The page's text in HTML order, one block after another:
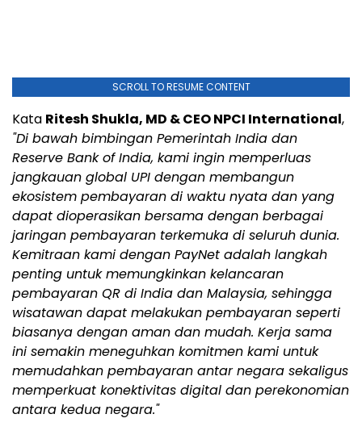
SCROLL TO RESUME CONTENT
Kata Ritesh Shukla, MD & CEO NPCI International,
"Di bawah bimbingan Pemerintah India dan
Reserve Bank of India, kami ingin memperluas
jangkauan global UPI dengan membangun
ekosistem pembayaran di waktu nyata dan yang
dapat dioperasikan bersama dengan berbagai
jaringan pembayaran terkemuka di seluruh dunia.
Kemitraan kami dengan PayNet adalah langkah
penting untuk memungkinkan kelancaran
pembayaran QR di India dan Malaysia, sehingga
wisatawan dapat melakukan pembayaran seperti
biasanya dengan aman dan mudah. Kerja sama
ini semakin meneguhkan komitmen kami untuk
memudahkan pembayaran antar negara sekaligus
memperkuat konektivitas digital dan perekonomian
antara kedua negara."